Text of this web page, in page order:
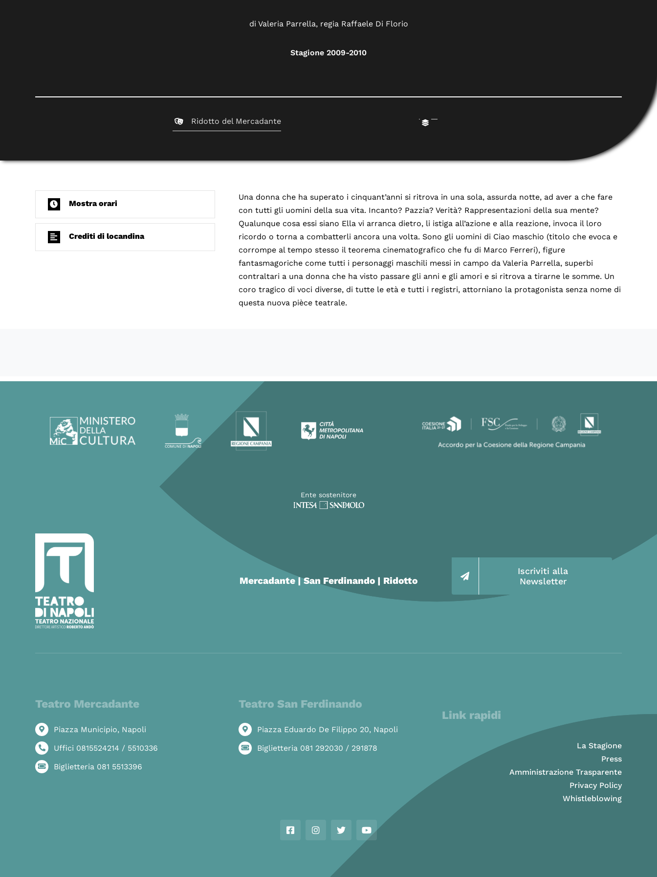
di Valeria Parrella, regia Raffaele Di Florio
Stagione 2009-2010
Ridotto del Mercadante
Mostra orari
Crediti di locandina
Una donna che ha superato i cinquant’anni si ritrova in una sola, assurda notte, ad aver a che fare
con tutti gli uomini della sua vita. Incanto? Pazzia? Verità? Rappresentazioni della sua mente?
Qualunque cosa essi siano Ella vi arranca dietro, li istiga all’azione e alla reazione, invoca il loro
ricordo o torna a combatterli ancora una volta. Sono gli uomini di Ciao maschio (titolo che evoca e
corrompe al tempo stesso il teorema cinematografico che fu di Marco Ferreri), figure
fantasmagoriche come tutti i personaggi maschili messi in campo da Valeria Parrella, superbi
contraltari a una donna che ha visto passare gli anni e gli amori e si ritrova a tirarne le somme. Un
coro tragico di voci diverse, di tutte le età e tutti i registri, attorniano la protagonista senza nome di
questa nuova pièce teatrale.
Ente sostenitore
Mercadante | San Ferdinando | Ridotto
Iscriviti alla
Newsletter
Teatro Mercadante
Piazza Municipio, Napoli
Uffici 0815524214 / 5510336
Biglietteria 081 5513396
Teatro San Ferdinando
Piazza Eduardo De Filippo 20, Napoli
Biglietteria 081 292030 / 291878
Link rapidi
La Stagione
Press
Amministrazione Trasparente
Privacy Policy
Whistleblowing